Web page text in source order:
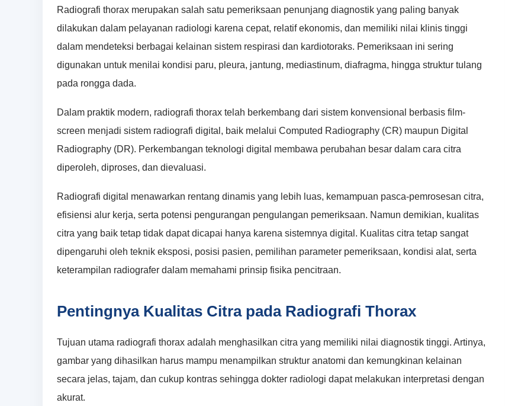
Radiografi thorax merupakan salah satu pemeriksaan penunjang diagnostik yang paling banyak
dilakukan dalam pelayanan radiologi karena cepat, relatif ekonomis, dan memiliki nilai klinis tinggi
dalam mendeteksi berbagai kelainan sistem respirasi dan kardiotoraks. Pemeriksaan ini sering
digunakan untuk menilai kondisi paru, pleura, jantung, mediastinum, diafragma, hingga struktur tulang
pada rongga dada.
Dalam praktik modern, radiografi thorax telah berkembang dari sistem konvensional berbasis film-
screen menjadi sistem radiografi digital, baik melalui Computed Radiography (CR) maupun Digital
Radiography (DR). Perkembangan teknologi digital membawa perubahan besar dalam cara citra
diperoleh, diproses, dan dievaluasi.
Radiografi digital menawarkan rentang dinamis yang lebih luas, kemampuan pasca-pemrosesan citra,
efisiensi alur kerja, serta potensi pengurangan pengulangan pemeriksaan. Namun demikian, kualitas
citra yang baik tetap tidak dapat dicapai hanya karena sistemnya digital. Kualitas citra tetap sangat
dipengaruhi oleh teknik eksposi, posisi pasien, pemilihan parameter pemeriksaan, kondisi alat, serta
keterampilan radiografer dalam memahami prinsip fisika pencitraan.
Pentingnya Kualitas Citra pada Radiografi Thorax
Tujuan utama radiografi thorax adalah menghasilkan citra yang memiliki nilai diagnostik tinggi. Artinya,
gambar yang dihasilkan harus mampu menampilkan struktur anatomi dan kemungkinan kelainan
secara jelas, tajam, dan cukup kontras sehingga dokter radiologi dapat melakukan interpretasi dengan
akurat.